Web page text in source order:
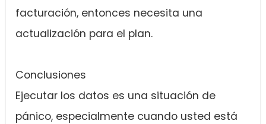
facturación, entonces necesita una
actualización para el plan.
Conclusiones
Ejecutar los datos es una situación de
pánico, especialmente cuando usted está